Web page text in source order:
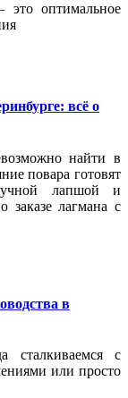
это оптимальное
всё о
найти в
повара готовят
лапшой и
заказе лагмана с
в
сталкиваемся с
или просто